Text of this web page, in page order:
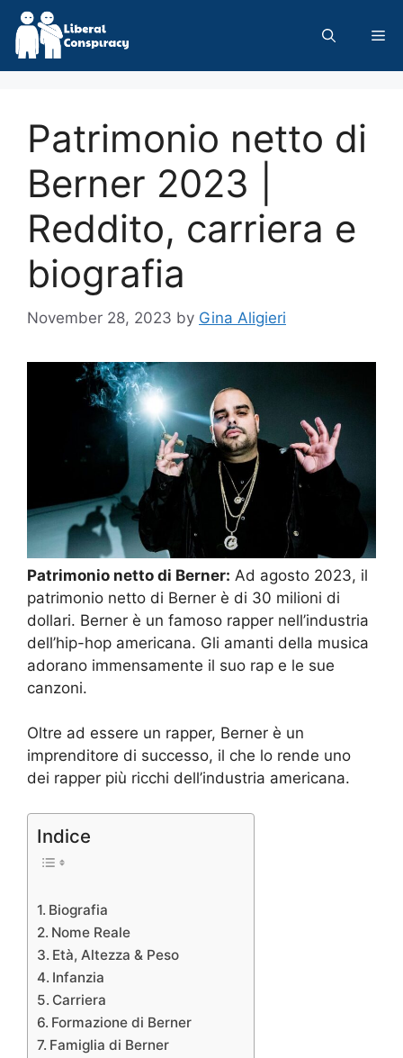
Skip
content
Patrimonio netto di
Berner 2023 |
Reddito, carriera e
biografia
November 28, 2023 by Gina Aligieri
Patrimonio netto di Berner: Ad agosto 2023, il
patrimonio netto di Berner è di 30 milioni di
dollari. Berner è un famoso rapper nell’industria
dell’hip-hop americana. Gli amanti della musica
adorano immensamente il suo rap e le sue
canzoni.
Oltre ad essere un rapper, Berner è un
imprenditore di successo, il che lo rende uno
dei rapper più ricchi dell’industria americana.
Indice
Biografia
Nome Reale
Età, Altezza & Peso
Infanzia
Carriera
Formazione di Berner
Famiglia di Berner